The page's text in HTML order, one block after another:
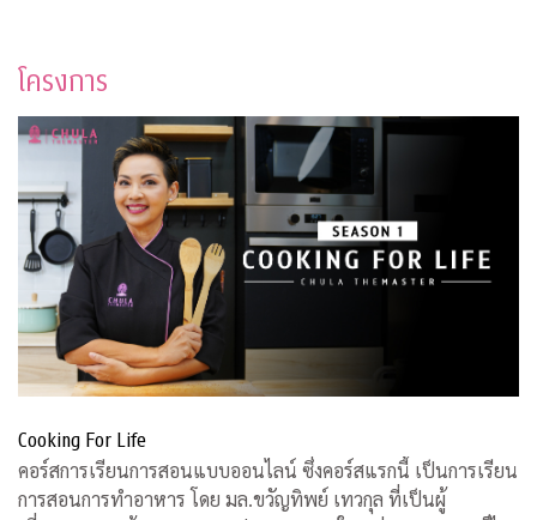
โครงการ
Cooking For Life
คอร์สการเรียนการสอนแบบออนไลน์ ซึ่งคอร์สแรกนี้ เป็นการเรียน
การสอนการทำอาหาร โดย มล.ขวัญทิพย์ เทวกุล ที่เป็นผู้